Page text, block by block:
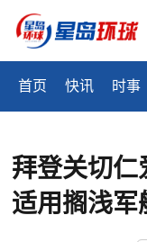
首页 快讯 时事
拜登关切仁
适用搁浅军